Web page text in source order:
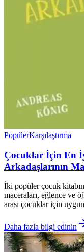
PopülerKarşılaştırma
Çocuklar İçin En
Arkadaşlarının
İki popüler çocuk
maceraları, eğlence ve
arası çocuklar için
Daha fazla bilgi edinin